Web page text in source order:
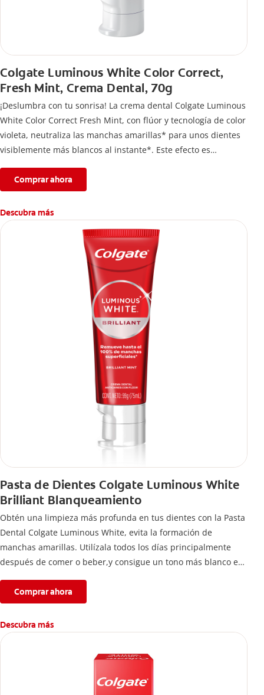
Colgate Luminous White Color Correct,
Fresh Mint, Crema Dental, 70g
¡Deslumbra con tu sonrisa! La crema dental Colgate Luminous
White Color Correct Fresh Mint, con flúor y tecnología de color
violeta, neutraliza las manchas amarillas* para unos dientes
visiblemente más blancos al instante*. Este efecto es
protege el esmalte dental.
*El efecto es temporal.
Comprar ahora
Descubra más
Pasta de Dientes Colgate Luminous White
Brilliant Blanqueamiento
Obtén una limpieza más profunda en tus dientes con la Pasta
Dental Colgate Luminous White, evita la formación de
manchas amarillas. Utilízala todos los días principalmente
después de comer o beber,y consigue un tono más blanco en
Comprar ahora
Descubra más